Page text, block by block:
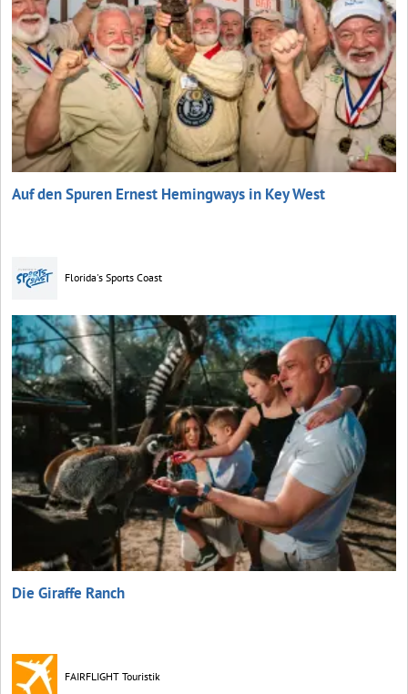
Auf den Spuren Ernest Hemingways in Key West
Florida's Sports Coast
Die Giraffe Ranch
FAIRFLIGHT Touristik